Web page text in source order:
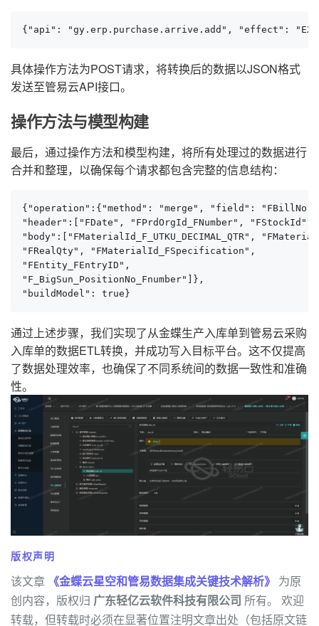
{"api": "gy.erp.purchase.arrive.add", "effect":
具体操作方法为POST请求，将转换后的数据以JSON格式
发送至管易云API接口。
操作方法与模型构建
最后，通过操作方法和模型构建，将所有处理过的数据进行
合并和整理，以确保每个请求都包含完整的信息结构：
{"operation":{"method": "merge", "field":
"header":["FDate", "FPrdOrgId_FNumber",
"body":["FMaterialId_F_UTKU_DECIMAL_QTR",
"FRealQty", "FMaterialId_FSpecification",
"FEntity_FEntryID",
"F_BigSun_PositionNo_Fnumber"]},
"buildModel": true}
通过上述步骤，我们实现了从金蝶生产入库单到管易云采购
入库单的数据ETL转换，并成功写入目标平台。这不仅提高
了数据处理效率，也确保了不同系统间的数据一致性和准确
性。
版权声明
该文章 《金蝶云星空和管易数据集成关键技术解析》 为原
创内容，版权归 广东轻亿云软件科技有限公司 所有。 欢迎
转载，但转载时必须在显著位置注明文章出处（包括原文链